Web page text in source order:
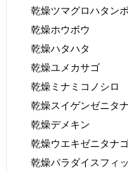
乾燥ツマグロハタンポ
乾燥ホウボウ
乾燥ハタハタ
乾燥ユメカサゴ
乾燥ミナミコノシロ
乾燥スイゲンゼニタ
乾燥デメキン
乾燥ウエキゼニタナ
乾燥パラダイスフィ